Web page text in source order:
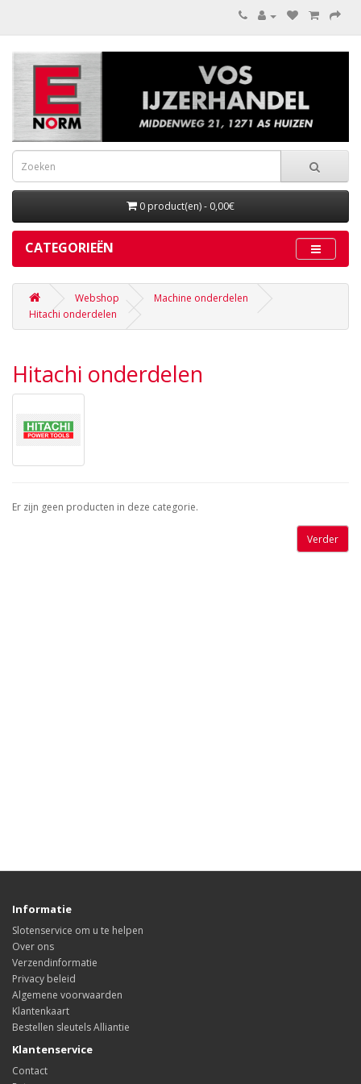
0 product(en) - 0,00€
CATEGORIEËN
Webshop
Machine onderdelen
Hitachi onderdelen
Hitachi onderdelen
Er zijn geen producten in deze categorie.
Verder
Informatie
Slotenservice om u te helpen
Over ons
Verzendinformatie
Privacy beleid
Algemene voorwaarden
Klantenkaart
Bestellen sleutels Alliantie
Klantenservice
Contact